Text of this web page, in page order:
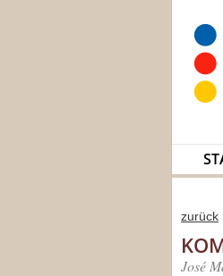
zurück
José